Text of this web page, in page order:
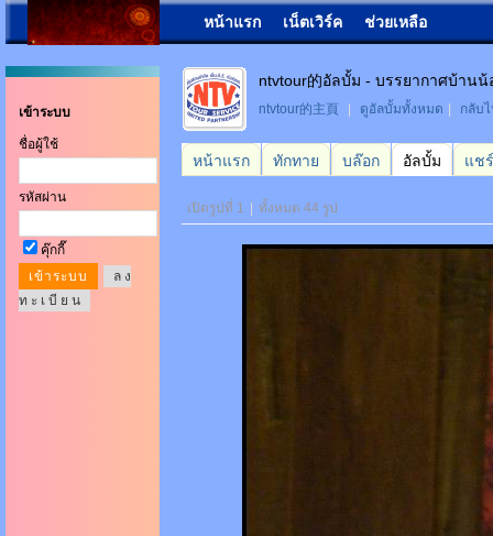
หน้าแรก เน็ตเวิร์ค ช่วยเหลือ
เข้าระบบ
ชื่อผู้ใช้
รหัสผ่าน
คุ๊กกี๊
ล ง
ท ะ เ บี ย น
ntvtour的อัลบั้ม - บรรยากาศบ้านน้
ntvtour的主頁 ดูอัลบั้มทั้งหมด กลับ
หน้าแรก ทักทาย บล๊อก อัลบั้ม แชร์
เปิดรูปที่ 1 ทั้งหมด 44 รูป